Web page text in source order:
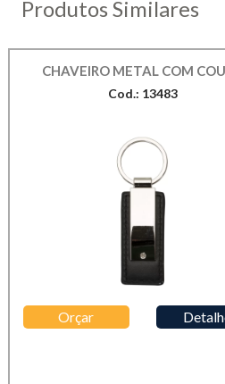
Produtos Similares
CHAVEIRO METAL COM
Cod.: 13483
Orçar